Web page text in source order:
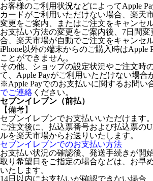
お客様のご利用状況などによってApple
カードがご利用いただけない場合、楽天
変更をご案内、またはご注文をキャンセ
お支払い方法の変更をご案内後、7日間
合、楽天市場が自動でご注文をキャンセ
iPhone以外の端末からのご購入時はApple
ことができません。
その他、ショップの設定状況やご注文時
て、Apple Payがご利用いただけない場合
※Apple Payでのお支払いに関するお問い
でご連絡 ください。
セブンイレブン（前払）
【備考】
セブンイレブンでお支払いいただけます。
ご注文後に、払込票番号および払込票の
ルを楽天市場からお送りいたします。
セブンイレブンでのお支払い方法
お支払い状況の確認後、発送手続きが開
取り希望日をご指定の場合などは、お早
いたします。
14日以内にお支払いが確認できない場合